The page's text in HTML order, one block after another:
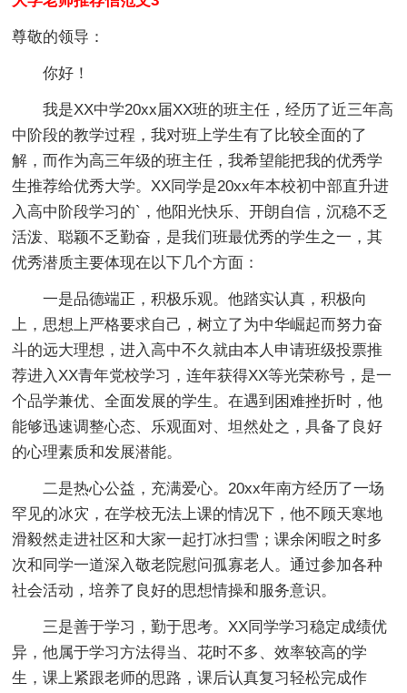
尊敬的领导：
你好！
我是XX中学20xx届XX班的班主任，经历了近三年高
中阶段的教学过程，我对班上学生有了比较全面的了
解，而作为高三年级的班主任，我希望能把我的优秀学
生推荐给优秀大学。XX同学是20xx年本校初中部直升进
入高中阶段学习的`，他阳光快乐、开朗自信，沉稳不乏
活泼、聪颖不乏勤奋，是我们班最优秀的学生之一，其
优秀潜质主要体现在以下几个方面：
一是品德端正，积极乐观。他踏实认真，积极向
上，思想上严格要求自己，树立了为中华崛起而努力奋
斗的远大理想，进入高中不久就由本人申请班级投票推
荐进入XX青年党校学习，连年获得XX等光荣称号，是一
个品学兼优、全面发展的学生。在遇到困难挫折时，他
能够迅速调整心态、乐观面对、坦然处之，具备了良好
的心理素质和发展潜能。
二是热心公益，充满爱心。20xx年南方经历了一场
罕见的冰灾，在学校无法上课的情况下，他不顾天寒地
滑毅然走进社区和大家一起打冰扫雪；课余闲暇之时多
次和同学一道深入敬老院慰问孤寡老人。通过参加各种
社会活动，培养了良好的思想情操和服务意识。
三是善于学习，勤于思考。XX同学学习稳定成绩优
异，他属于学习方法得当、花时不多、效率较高的学
生，课上紧跟老师的思路，课后认真复习轻松完成作